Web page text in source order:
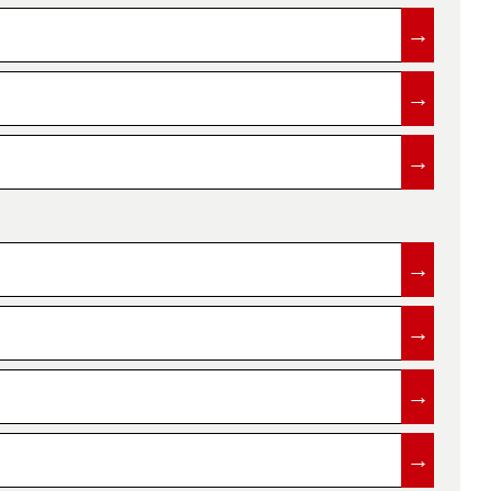
→
→
→
→
→
→
→